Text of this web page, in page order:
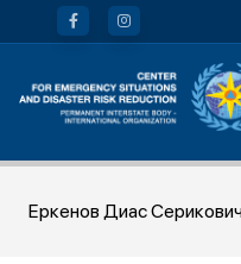
Еркенов Диас Серикович